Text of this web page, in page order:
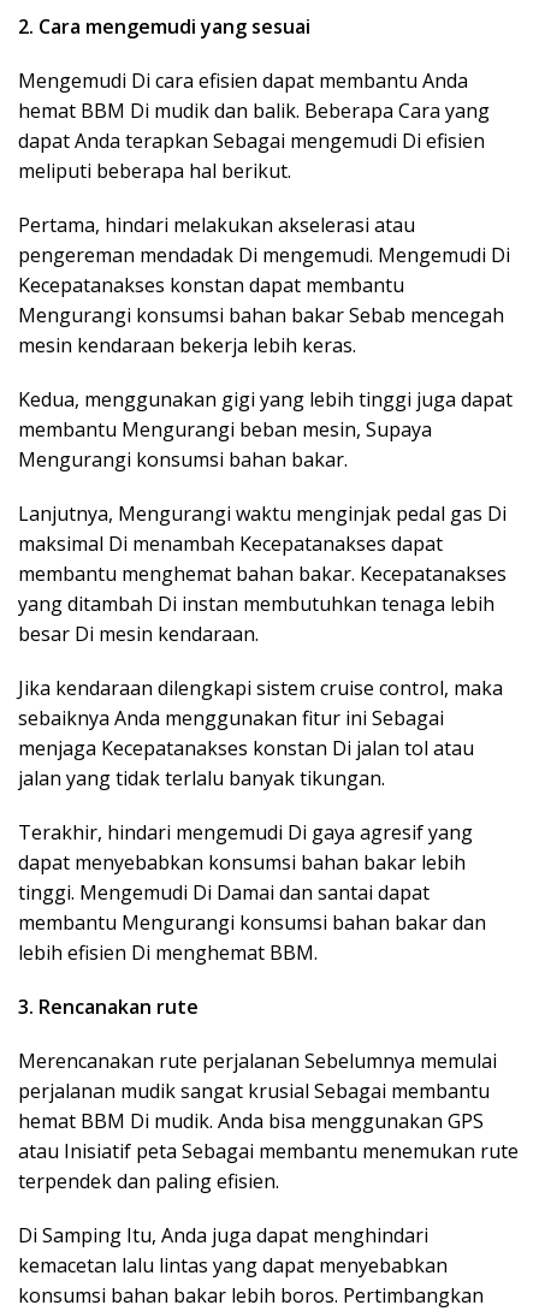
2. Cara mengemudi yang sesuai
Mengemudi Di cara efisien dapat membantu Anda
hemat BBM Di mudik dan balik. Beberapa Cara yang
dapat Anda terapkan Sebagai mengemudi Di efisien
meliputi beberapa hal berikut.
Pertama, hindari melakukan akselerasi atau
pengereman mendadak Di mengemudi. Mengemudi Di
Kecepatanakses konstan dapat membantu
Mengurangi konsumsi bahan bakar Sebab mencegah
mesin kendaraan bekerja lebih keras.
Kedua, menggunakan gigi yang lebih tinggi juga dapat
membantu Mengurangi beban mesin, Supaya
Mengurangi konsumsi bahan bakar.
Lanjutnya, Mengurangi waktu menginjak pedal gas Di
maksimal Di menambah Kecepatanakses dapat
membantu menghemat bahan bakar. Kecepatanakses
yang ditambah Di instan membutuhkan tenaga lebih
besar Di mesin kendaraan.
Jika kendaraan dilengkapi sistem cruise control, maka
sebaiknya Anda menggunakan fitur ini Sebagai
menjaga Kecepatanakses konstan Di jalan tol atau
jalan yang tidak terlalu banyak tikungan.
Terakhir, hindari mengemudi Di gaya agresif yang
dapat menyebabkan konsumsi bahan bakar lebih
tinggi. Mengemudi Di Damai dan santai dapat
membantu Mengurangi konsumsi bahan bakar dan
lebih efisien Di menghemat BBM.
3. Rencanakan rute
Merencanakan rute perjalanan Sebelumnya memulai
perjalanan mudik sangat krusial Sebagai membantu
hemat BBM Di mudik. Anda bisa menggunakan GPS
atau Inisiatif peta Sebagai membantu menemukan rute
terpendek dan paling efisien.
Di Samping Itu, Anda juga dapat menghindari
kemacetan lalu lintas yang dapat menyebabkan
konsumsi bahan bakar lebih boros. Pertimbangkan